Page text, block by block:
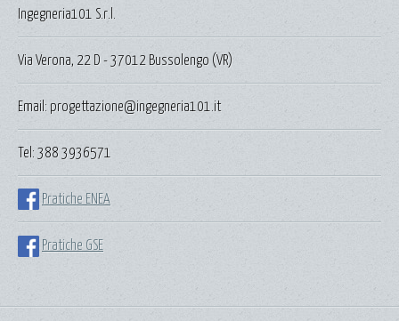
Ingegneria101 S.r.l.
Via Verona, 22 D - 37012 Bussolengo (VR)
Email: progettazione@ingegneria101.it
Tel: 388 3936571
Pratiche ENEA
Pratiche GSE